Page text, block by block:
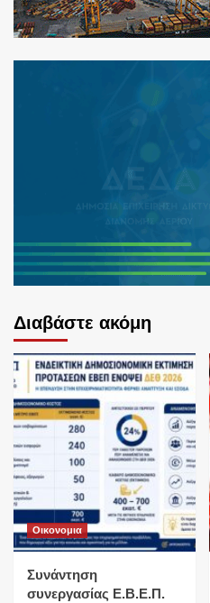
Διαβάστε ακόμη
Οικονομια
Συνάντηση
συνεργασίας Ε.Β.Ε.Π.